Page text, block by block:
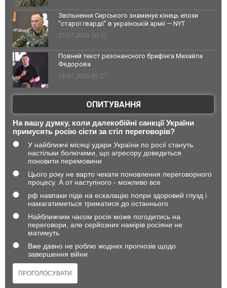
Звільнення Сирського знаменує кінець епохи
"старої гвардії" в українській армії — NYT
23.07.2026 10:32
Повний текст резонансного брифінга Михайла
Федорова
18.07.2026 09:27
ОПИТУВАННЯ
На вашу думку, коли далекобійні санкції України
примусять росію сісти за стіл переговорів?
У найближчі місяці удари України по росії стануть
настільки болючими, що агресору доведеться
поновити перемовини
Цього року не варто чекати поновлення переговорного
процесу. А от наступного - можливо все
рф навпаки піде на ескалацію попри здоровий глузд і
намагатиметься триматися до останнього
Найближчим часом росія може погодитись на
переговори, але серйозних намірів росіяни не
матимуть
Вже давно не роблю жодних прогнозів щодо
завершення війни